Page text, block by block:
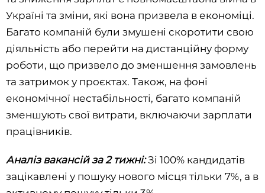
Україні та зміни, які вона призвела в економіці.
Багато компаній були змушені скоротити свою
діяльність або перейти на дистанційну форму
роботи, що призвело до зменшення замовлень
та затримок у проєктах. Також, на фоні
економічної нестабільності, багато компаній
зменшують свої витрати, включаючи зарплати
працівників.
Аналіз вакансій за 2 тижні:Зі 100% кандидатів
зацікавлені у пошуку нового місця тільки 7%, а в